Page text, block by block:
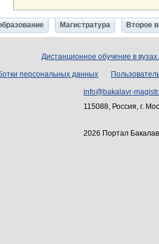
Магистратура Второе
Дистанционное обучение в
персональных данных
info@bakalavr-
115088, Россия, г.
2026 Портал